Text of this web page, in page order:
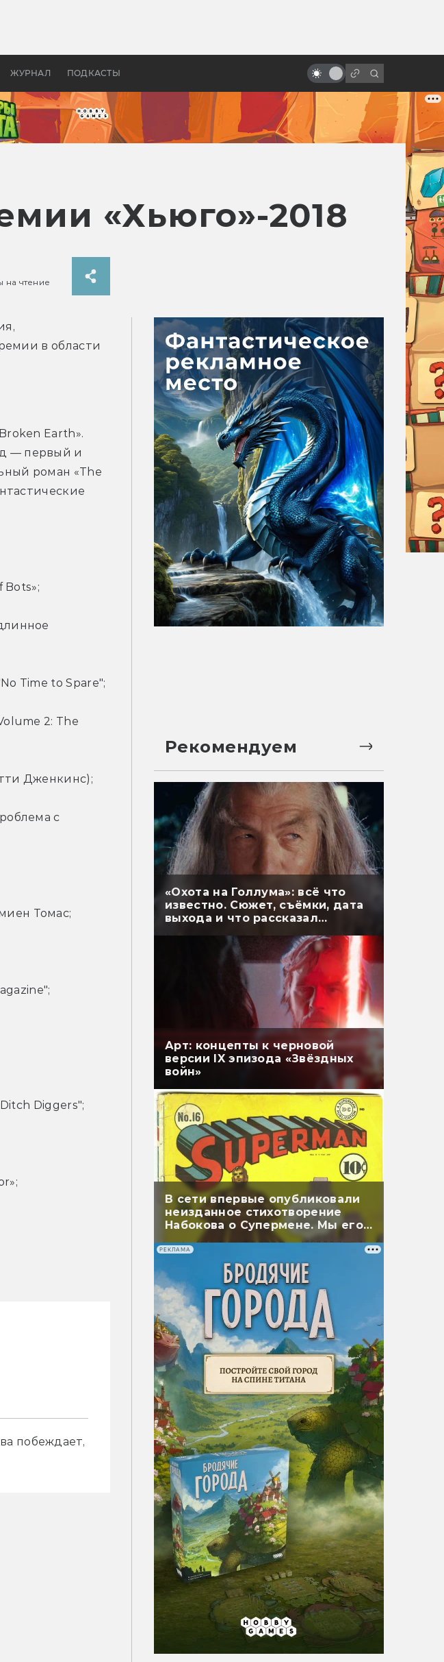
ЖУРНАЛ ПОДКАСТЫ
Древней Грецией
по версии «Мира фантастики»
«Хьюго»-2018
на чтение
в области
Earth».
— первый и
роман «The
Bots»;
Time to Spare";
2: The
Дженкинс);
с
Томас;
Diggers";
побеждает,
Рекомендуем
«Охота на Голлума»: всё что
известно. Сюжет, съёмки, дата
выхода и что рассказал
Арт: концепты к черновой
версии IX эпизода «Звёздных
войн»
В сети впервые опубликовали
неизданное стихотворение
Набокова о Супермене. Мы его
перевели
РЕКЛАМА